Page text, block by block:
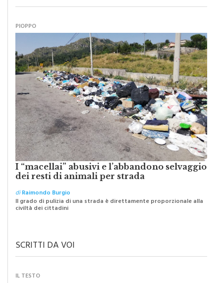
PIOPPO
I “macellai” abusivi e l’abbandono selvaggio
dei resti di animali per strada
diRaimondo Burgio
Il grado di pulizia di una strada è direttamente proporzionale alla
civiltà dei cittadini
SCRITTI DA VOI
IL TESTO